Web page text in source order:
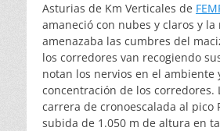
Asturias de Km Verticales de
amaneció con nubes y claros y la
amenazaba las cumbres del
los corredores van recogiendo
notan los nervios en el ambiente
concentración de los corredores.
carrera de cronoescalada al pico
subida de 1.050 m de altura en